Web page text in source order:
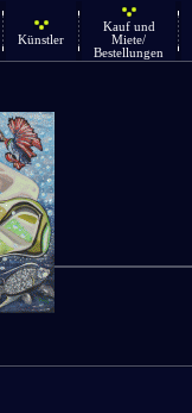
Künstler
Kauf und
Miete/
Bestellungen